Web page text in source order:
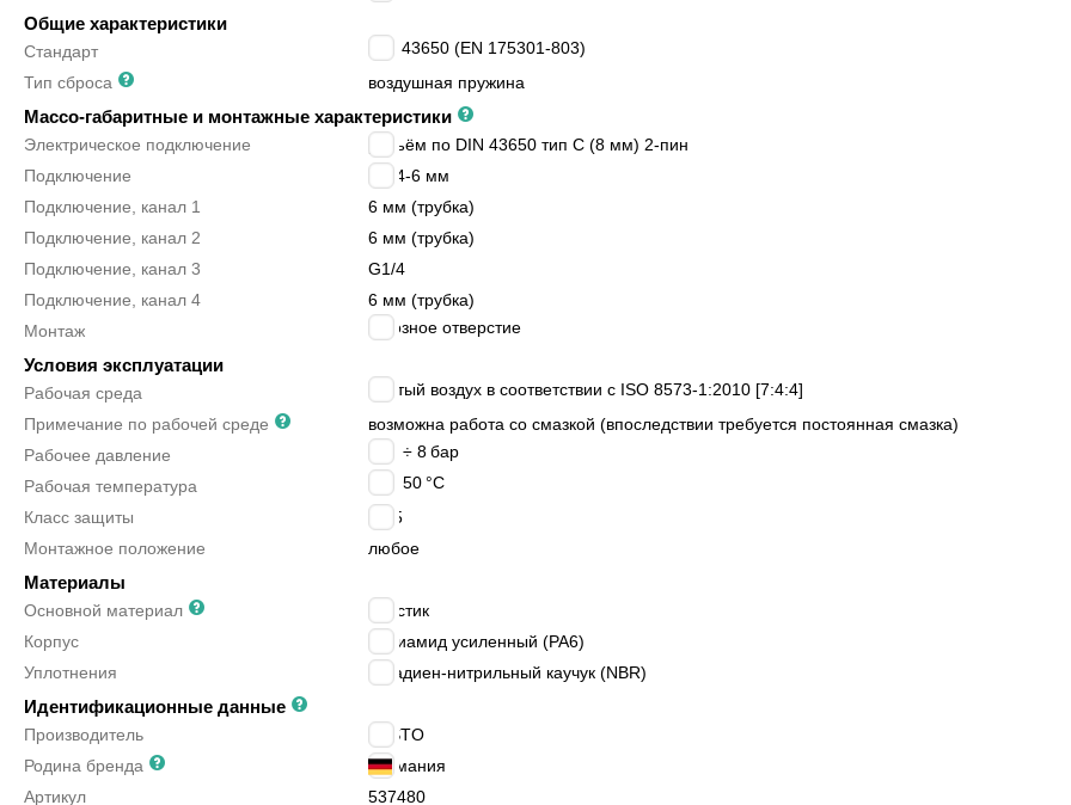
Общие характеристики
Стандарт
DIN 43650 (EN 175301-803)
Тип сброса
воздушная пружина
Массо-габаритные и монтажные характеристики
Электрическое подключение
разъём по DIN 43650 тип C (8 мм) 2-пин
Подключение
G1/4-6 мм
Подключение, канал 1
6 мм (трубка)
Подключение, канал 2
6 мм (трубка)
Подключение, канал 3
G1/4
Подключение, канал 4
6 мм (трубка)
Монтаж
сквозное отверстие
Условия эксплуатации
Рабочая среда
сжатый воздух в соответствии с ISO 8573-1:2010 [7:4:4]
Примечание по рабочей среде
возможна работа со смазкой (впоследствии требуется постоянная смазка)
Рабочее давление
-0.9 ÷ 8бар
Рабочая температура
-5 ÷ 50 °C
Класс защиты
IP65
Монтажное положение
любое
Материалы
Основной материал
пластик
Корпус
полиамид усиленный (PA6)
Уплотнения
бутадиен-нитрильный каучук (NBR)
Идентификационные данные
Производитель
FESTO
Родина бренда
Германия
Артикул
537480